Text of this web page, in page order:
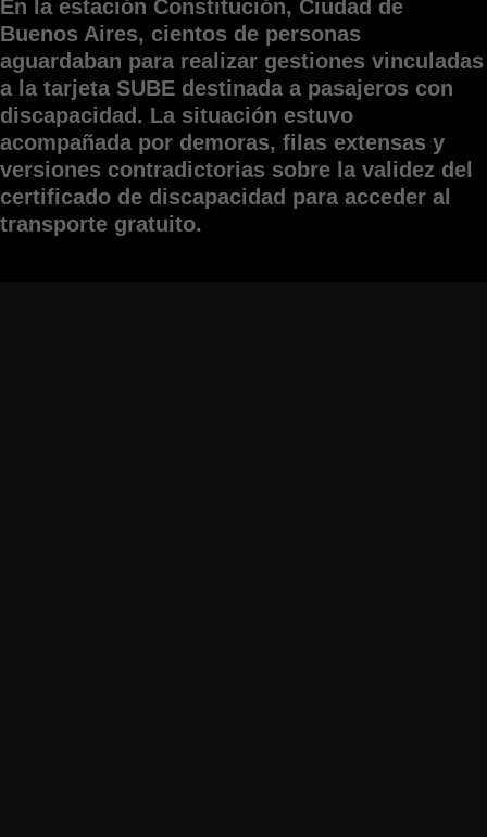
En la estación Constitución, Ciudad de
Buenos Aires, cientos de personas
aguardaban para realizar gestiones vinculadas
a la tarjeta SUBE destinada a pasajeros con
discapacidad. La situación estuvo
acompañada por demoras, filas extensas y
versiones contradictorias sobre la validez del
certificado de discapacidad para acceder al
transporte gratuito.